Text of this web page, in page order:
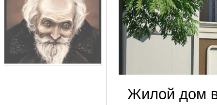
Жилой дом